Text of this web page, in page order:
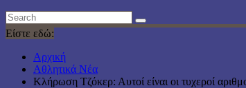
Είστε εδώ:
Αρχική
Αθλητικά Νέα
Κλήρωση Τζόκερ: Αυτοί είναι οι τυχεροί